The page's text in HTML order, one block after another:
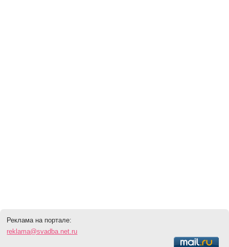
Реклама на портале:
reklama@svadba.net.ru